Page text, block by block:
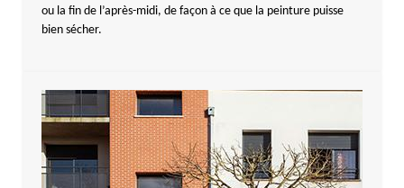
ou la fin de l’après-midi, de façon à ce que la peinture puisse
bien sécher.